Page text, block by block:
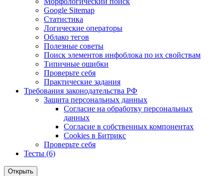
Google Sitemap
Статистика
Логические операторы
Облако тегов
Полезные советы
Поиск элементов инфоблока по их свойствам
Типичные ошибки
Проверьте себя
Практические задания
Требования законодательства РФ
Защита персональных данных
Согласие на обработку персональных
данных
Согласие в собственных компонентах
Cookies в Битрикс
Проверьте себя
Тесты (6)
Открыть